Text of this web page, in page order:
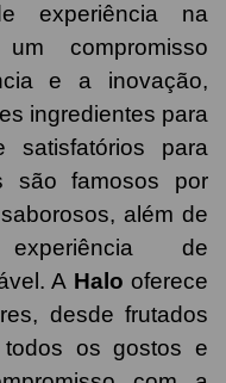
experiência na
compromisso
e a inovação,
ingredientes para
satisfatórios para
são famosos por
além de
de
A Halo oferece
desde frutados
os gostos e